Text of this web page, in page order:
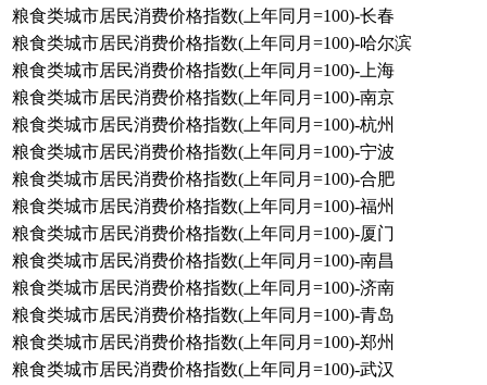
粮食类城市居民消费价格指数(上年同月=100)-长春
粮食类城市居民消费价格指数(上年同月=100)-哈尔滨
粮食类城市居民消费价格指数(上年同月=100)-上海
粮食类城市居民消费价格指数(上年同月=100)-南京
粮食类城市居民消费价格指数(上年同月=100)-杭州
粮食类城市居民消费价格指数(上年同月=100)-宁波
粮食类城市居民消费价格指数(上年同月=100)-合肥
粮食类城市居民消费价格指数(上年同月=100)-福州
粮食类城市居民消费价格指数(上年同月=100)-厦门
粮食类城市居民消费价格指数(上年同月=100)-南昌
粮食类城市居民消费价格指数(上年同月=100)-济南
粮食类城市居民消费价格指数(上年同月=100)-青岛
粮食类城市居民消费价格指数(上年同月=100)-郑州
粮食类城市居民消费价格指数(上年同月=100)-武汉